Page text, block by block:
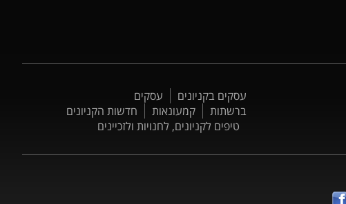
עסקים בקניונים
עסקים
ברשתות
קמעונאות
חדשות הקניונים
טיפים לקניונים, לחנויות ולזכיינים